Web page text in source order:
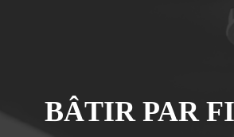
BÂTIR PAR